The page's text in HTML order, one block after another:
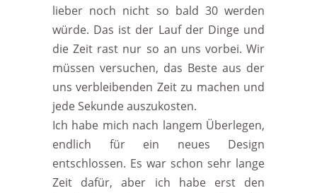
lieber noch nicht so bald 30 werden
würde. Das ist der Lauf der Dinge und
die Zeit rast nur so an uns vorbei. Wir
müssen versuchen, das Beste aus der
uns verbleibenden Zeit zu machen und
jede Sekunde auszukosten.
Ich habe mich nach langem Überlegen,
endlich für ein neues Design
entschlossen. Es war schon sehr lange
Zeit dafür, aber ich habe erst den